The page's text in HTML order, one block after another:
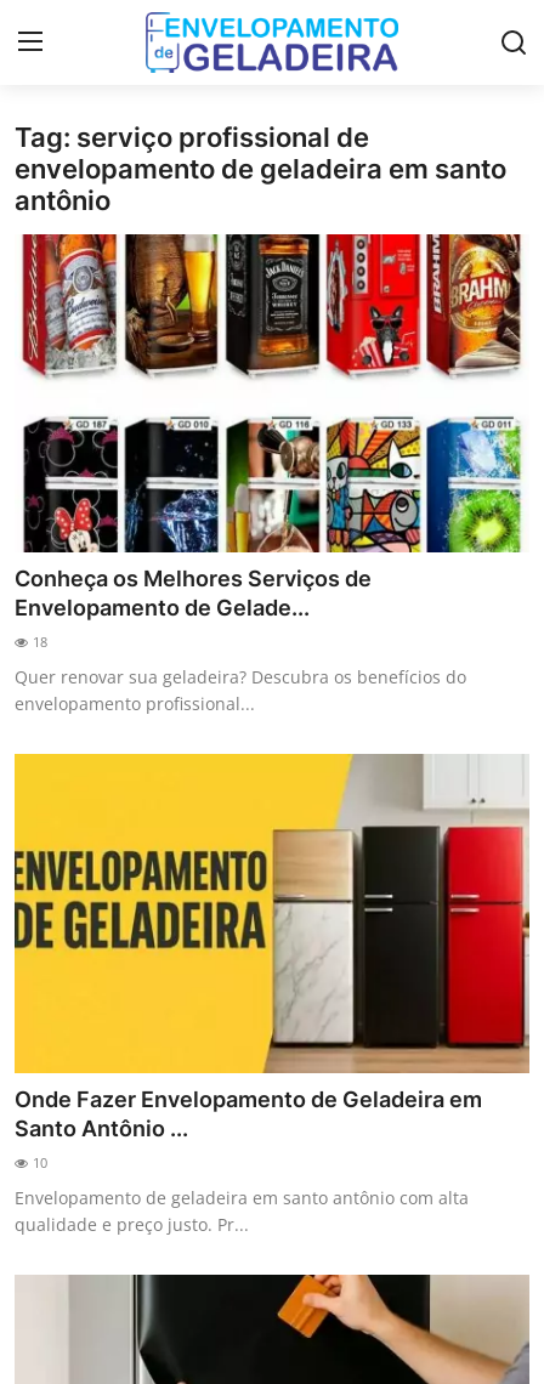
Login Registro
Home
LGPD
Curso de Envelopamento de
Geladeira
Galeria
Tag: serviço profissional de
envelopamento de geladeira em santo
antônio
Conheça os Melhores Serviços de
Envelopamento de Gelade...
18
Quer renovar sua geladeira? Descubra os benefícios do
envelopamento profissional...
Onde Fazer Envelopamento de Geladeira em
Santo Antônio ...
10
Envelopamento de geladeira em santo antônio com alta
qualidade e preço justo. Pr...